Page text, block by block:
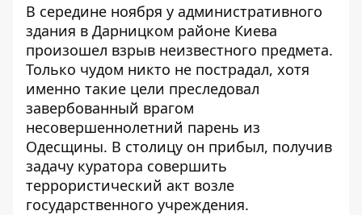
В середине ноября у административного
здания в Дарницком районе Киева
произошел взрыв неизвестного предмета.
Только чудом никто не пострадал, хотя
именно такие цели преследовал
завербованный врагом
несовершеннолетний парень из
Одесщины. В столицу он прибыл, получив
задачу куратора совершить
террористический акт возле
государственного учреждения.